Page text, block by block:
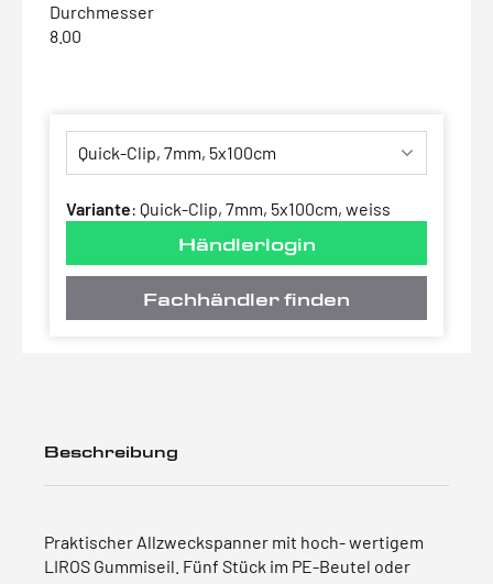
Durchmesser
8.00
Variante: Quick-Clip, 7mm, 5x100cm, weiss
Händlerlogin
Fachhändler finden
Beschreibung
Praktischer Allzweckspanner mit hoch- wertigem
LIROS Gummiseil. Fünf Stück im PE-Beutel oder